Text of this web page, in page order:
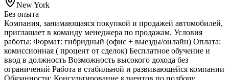
New York
Без опыта
Компания, занимающаяся покупкой и продажей автомобилей,
приглашает в команду менеджера по продажам. Условия
работы: Формат: гибридный (офис + выезды/онлайн) Оплата:
комиссионная ( процент от сделок) Бесплатное обучение и
ввод в должность Возможность высокого дохода без
ограничений Работа в стабильной и развивающейся компании